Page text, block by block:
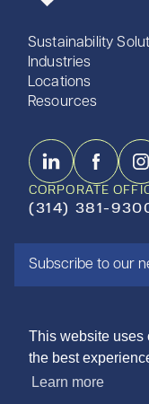
This website uses
the best
Learn more
Sustainability
Industries
Locations
Resources
CORPORATE
(314) 381-
Subscribe to our
ISO 9001:2015